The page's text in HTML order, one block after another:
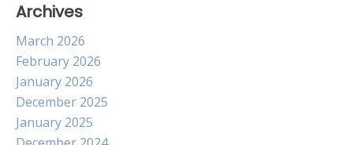
Archives
March 2026
February 2026
January 2026
December 2025
January 2025